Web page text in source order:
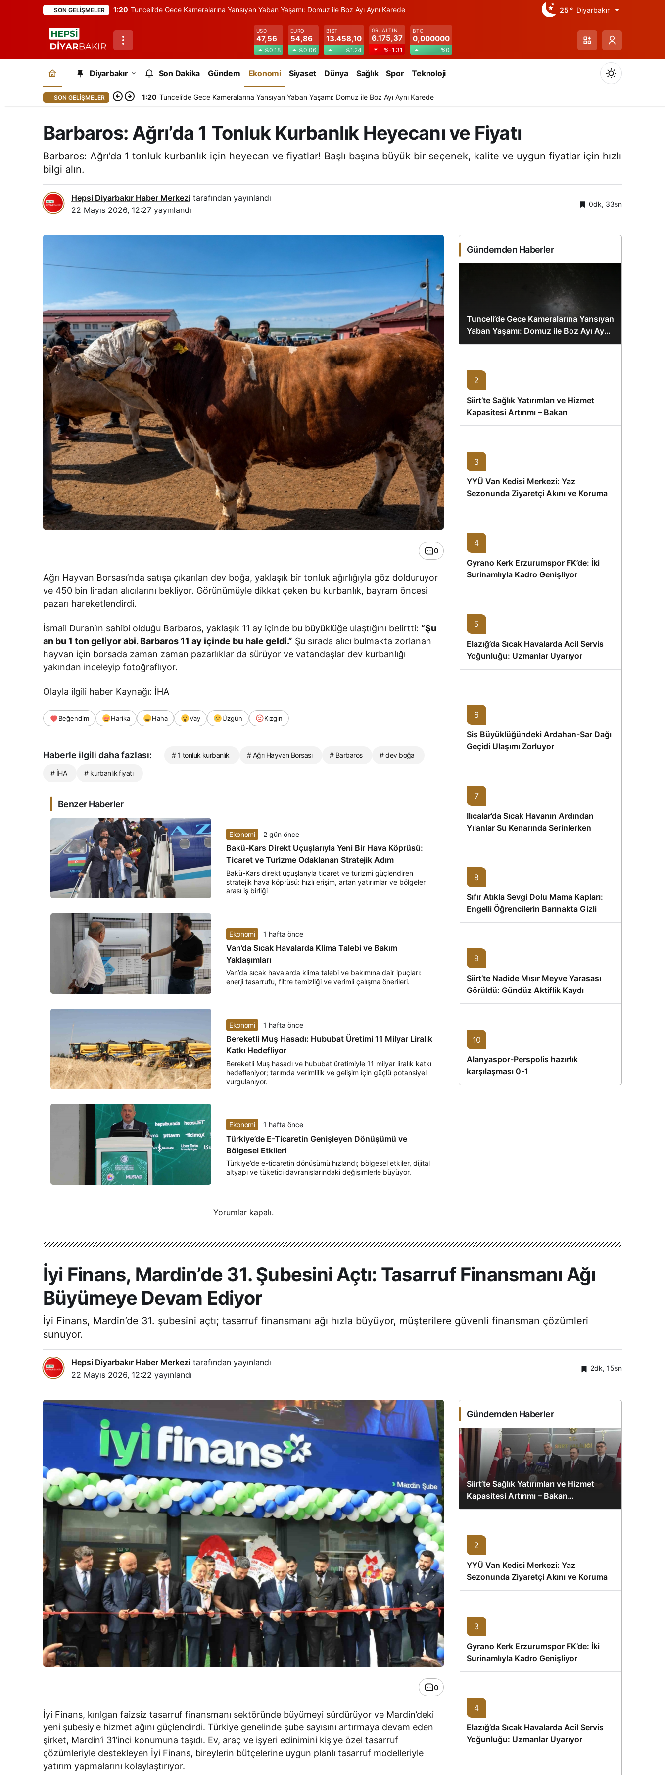
SON GELIŞMELER 1:20 Tunceli’de Gece Kameralarına Yansıyan Yaban Yaşamı: Domuz ile Boz Ayı Aynı Karede 25 ° Diyarbakır
USD
47,56
%0.18
EURO
54,86
%0.06
BIST
13.458,10
%1.24
GR. ALTIN
6.175,37
%-1.31
BTC
0,000000
%0
Diyarbakır Son Dakika Gündem Ekonomi Siyaset Dünya Sağlık Spor Teknoloji
Gündüz Modu
Gündüz modunu seçin.
SON GELIŞMELER 1:20 Tunceli’de Gece Kameralarına Yansıyan Yaban Yaşamı: Domuz ile Boz Ayı Aynı Karede
Barbaros: Ağrı’da 1 Tonluk Kurbanlık Heyecanı ve Fiyatı
Barbaros: Ağrı’da 1 tonluk kurbanlık için heyecan ve fiyatlar! Başlı başına büyük bir seçenek, kalite ve uygun fiyatlar için hızlı
bilgi alın.
Hepsi Diyarbakır Haber Merkezi tarafından yayınlandı
22 Mayıs 2026, 12:27 yayınlandı
0dk, 33sn
0
Ağrı Hayvan Borsası’nda satışa çıkarılan dev boğa, yaklaşık bir tonluk ağırlığıyla göz dolduruyor
ve 450 bin liradan alıcılarını bekliyor. Görünümüyle dikkat çeken bu kurbanlık, bayram öncesi
pazarı hareketlendirdi.
İsmail Duran’ın sahibi olduğu Barbaros, yaklaşık 11 ay içinde bu büyüklüğe ulaştığını belirtti: “Şu
an bu 1 ton geliyor abi. Barbaros 11 ay içinde bu hale geldi.” Şu sırada alıcı bulmakta zorlanan
hayvan için borsada zaman zaman pazarlıklar da sürüyor ve vatandaşlar dev kurbanlığı
yakından inceleyip fotoğraflıyor.
Olayla ilgili haber Kaynağı: İHA
Beğendim Harika Haha Vay Üzgün Kızgın
Haberle ilgili daha fazlası: # 1 tonluk kurbanlık # Ağrı Hayvan Borsası # Barbaros # dev boğa
# İHA # kurbanlık fiyatı
Benzer Haberler
Ekonomi 2 gün önce
Bakü-Kars Direkt Uçuşlarıyla Yeni Bir Hava Köprüsü:
Ticaret ve Turizme Odaklanan Stratejik Adım
Bakü-Kars direkt uçuşlarıyla ticaret ve turizmi güçlendiren
stratejik hava köprüsü: hızlı erişim, artan yatırımlar ve bölgeler
arası iş birliği
Ekonomi 1 hafta önce
Van’da Sıcak Havalarda Klima Talebi ve Bakım
Yaklaşımları
Van’da sıcak havalarda klima talebi ve bakımına dair ipuçları:
enerji tasarrufu, filtre temizliği ve verimli çalışma önerileri.
Ekonomi 1 hafta önce
Bereketli Muş Hasadı: Hububat Üretimi 11 Milyar Liralık
Katkı Hedefliyor
Bereketli Muş hasadı ve hububat üretimiyle 11 milyar liralık katkı
hedefleniyor; tarımda verimlilik ve gelişim için güçlü potansiyel
vurgulanıyor.
Ekonomi 1 hafta önce
Türkiye’de E-Ticaretin Genişleyen Dönüşümü ve
Bölgesel Etkileri
Türkiye’de e-ticaretin dönüşümü hızlandı; bölgesel etkiler, dijital
altyapı ve tüketici davranışlarındaki değişimlerle büyüyor.
Yorumlar kapalı.
Gündemden Haberler
Tunceli’de Gece Kameralarına Yansıyan
Yaban Yaşamı: Domuz ile Boz Ayı Aynı
Karede
2
Siirt’te Sağlık Yatırımları ve Hizmet
Kapasitesi Artırımı – Bakan
Memişoğlu’nun Ziyareti
3
YYÜ Van Kedisi Merkezi: Yaz
Sezonunda Ziyaretçi Akını ve Koruma
Vurgusu
4
Gyrano Kerk Erzurumspor FK’de: İki
Surinamlıyla Kadro Genişliyor
5
Elazığ’da Sıcak Havalarda Acil Servis
Yoğunluğu: Uzmanlar Uyarıyor
6
Sis Büyüklüğündeki Ardahan-Sar Dağı
Geçidi Ulaşımı Zorluyor
7
Ilıcalar’da Sıcak Havanın Ardından
Yılanlar Su Kenarında Serinlerken
Görüntülendi
8
Sıfır Atıkla Sevgi Dolu Mama Kapları:
Engelli Öğrencilerin Barınakta Gizli
Dostları İçin Gönüllü Proje
9
Siirt’te Nadide Mısır Meyve Yarasası
Görüldü: Gündüz Aktiflik Kaydı
10
Alanyaspor-Perspolis hazırlık
karşılaşması 0-1
İyi Finans, Mardin’de 31. Şubesini Açtı: Tasarruf Finansmanı Ağı
Büyümeye Devam Ediyor
İyi Finans, Mardin’de 31. şubesini açtı; tasarruf finansmanı ağı hızla büyüyor, müşterilere güvenli finansman çözümleri
sunuyor.
Hepsi Diyarbakır Haber Merkezi tarafından yayınlandı
22 Mayıs 2026, 12:22 yayınlandı
2dk, 15sn
0
İyi Finans, kırılgan faizsiz tasarruf finansmanı sektöründe büyümeyi sürdürüyor ve Mardin’deki
yeni şubesiyle hizmet ağını güçlendirdi. Türkiye genelinde şube sayısını artırmaya devam eden
şirket, Mardin’i 31’inci konumuna taşıdı. Ev, araç ve işyeri edinimini kişiye özel tasarruf
çözümleriyle destekleyen İyi Finans, bireylerin bütçelerine uygun planlı tasarruf modelleriyle
yatırım yapmalarını kolaylaştırıyor.
Gündemden Haberler
Siirt’te Sağlık Yatırımları ve Hizmet
Kapasitesi Artırımı – Bakan
Memişoğlu’nun Ziyareti
2
YYÜ Van Kedisi Merkezi: Yaz
Sezonunda Ziyaretçi Akını ve Koruma
Vurgusu
3
Gyrano Kerk Erzurumspor FK’de: İki
Surinamlıyla Kadro Genişliyor
4
Elazığ’da Sıcak Havalarda Acil Servis
Yoğunluğu: Uzmanlar Uyarıyor